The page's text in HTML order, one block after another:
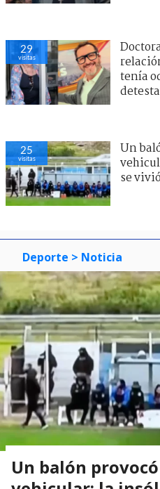
29
visitas
tenía
25
visitas
Un
se
Deporte > Noticia
Un balón